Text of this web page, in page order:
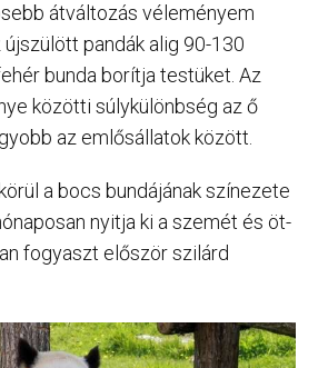
átváltozás véleményem
pandák alig 90-130
bunda borítja testüket. Az
közötti súlykülönbség az ő
az emlősállatok között.
a bocs bundájának színezete
nyitja ki a szemét és öt-
fogyaszt először szilárd